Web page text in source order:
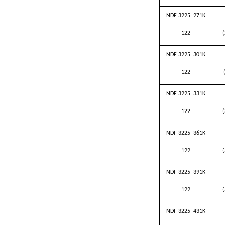
NDF 3225 271K
122
NDF 3225 301K
122
NDF 3225 331K
122
NDF 3225 361K
122
NDF 3225 391K
122
NDF 3225 431K